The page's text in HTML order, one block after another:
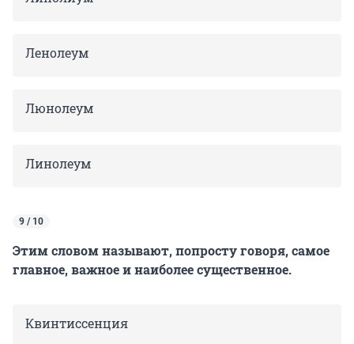
Ленолеум
Люнолеум
Линолеум
9 / 10
Этим словом называют, попросту говоря, самое
главное, важное и наиболее существенное.
Квинтиссенция